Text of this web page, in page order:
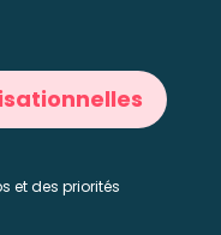
et des priorités